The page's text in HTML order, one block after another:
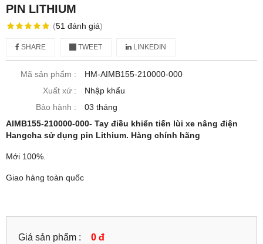
PIN LITHIUM
(51 đánh giá)
SHARE TWEET LINKEDIN
Mã sản phẩm :
HM-AIMB155-210000-000
Xuất xứ :
Nhập khẩu
Bảo hành :
03 tháng
AIMB155-210000-000- Tay điều khiển tiến lùi xe nâng điện
Hangcha sử dụng pin Lithium. Hàng chính hãng
Mới 100%.
Giao hàng toàn quốc
Giá sản phẩm : 0 đ